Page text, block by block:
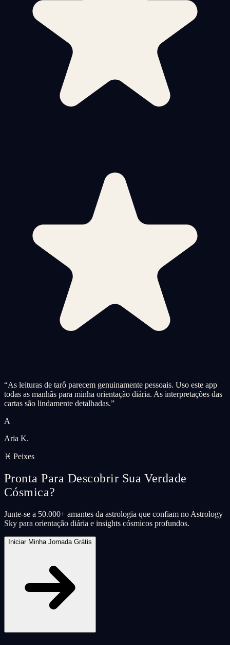
“As leituras de tarô parecem genuinamente pessoais. Uso este app
todas as manhãs para minha orientação diária. As interpretações das
cartas são lindamente detalhadas.”
A
Aria K.
♓ Peixes
Pronta Para Descobrir Sua Verdade
Cósmica?
Junte-se a 50.000+ amantes da astrologia que confiam no Astrology
Sky para orientação diária e insights cósmicos profundos.
Iniciar Minha Jornada Grátis